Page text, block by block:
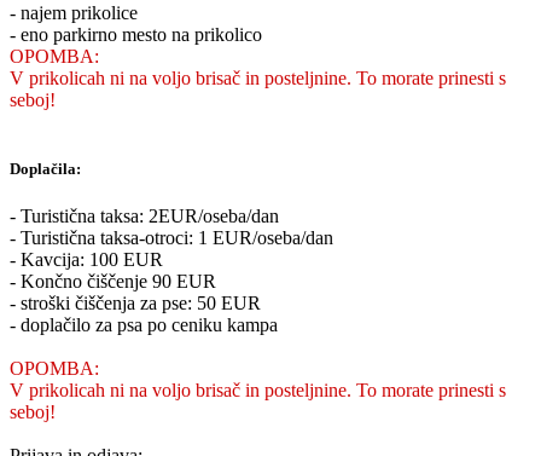
- najem prikolice
- eno parkirno mesto na prikolico
OPOMBA:
V prikolicah ni na voljo brisač in posteljnine. To morate prinesti s
seboj!
Doplačila:
- Turistična taksa: 2EUR/oseba/dan
- Turistična taksa-otroci: 1 EUR/oseba/dan
- Kavcija: 100 EUR
- Končno čiščenje 90 EUR
- stroški čiščenja za pse: 50 EUR
- doplačilo za psa po ceniku kampa
OPOMBA:
V prikolicah ni na voljo brisač in posteljnine. To morate prinesti s
seboj!